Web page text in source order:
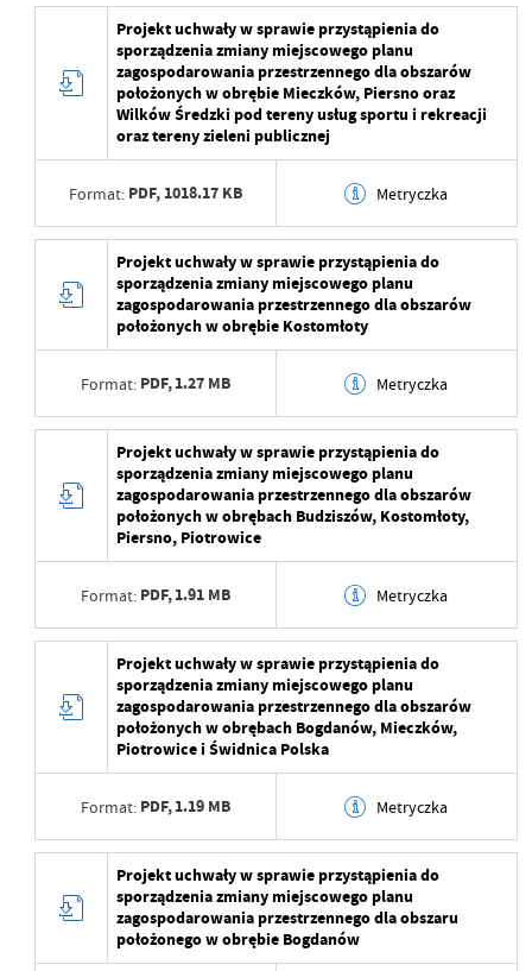
Data ostatniej
aktualizacji
2025-06-26 12:37:51
Ostatnio zaktualizował Beata Mamczarz
Wytworzył Beata Mamczarz
Data opublikowania 2025-06-26 14:37:35
Opublikował Beata Mamczarz
Data ostatniej
aktualizacji
2025-06-26 12:37:35
Ostatnio zaktualizował Beata Mamczarz
Projekt uchwały w sprawie przystąpienia do
sporządzenia zmiany miejscowego planu
zagospodarowania przestrzennego dla obszarów
położonych w obrębie Mieczków, Piersno oraz
Wilków Średzki pod tereny usług sportu i rekreacji
oraz tereny zieleni publicznej
Format: PDF, 1018.17 KB Metryczka
Wytworzył Beata Mamczarz
Data opublikowania 2025-06-26 14:37:17
Opublikował Beata Mamczarz
Data ostatniej
aktualizacji
2025-06-26 12:37:17
Ostatnio zaktualizował Beata Mamczarz
Projekt uchwały w sprawie przystąpienia do
sporządzenia zmiany miejscowego planu
zagospodarowania przestrzennego dla obszarów
położonych w obrębie Kostomłoty
Format: PDF,1.27 MB Metryczka
Wytworzył Beata Mamczarz
Data opublikowania 2025-06-26 14:37:00
Data ostatniej
aktualizacji
2025-06-26 12:37:00
Ostatnio zaktualizował Beata Mamczarz
Projekt uchwały w sprawie przystąpienia do
sporządzenia zmiany miejscowego planu
zagospodarowania przestrzennego dla obszarów
położonych w obrębach Budziszów, Kostomłoty,
Piersno, Piotrowice
Format: PDF,1.91 MB Metryczka
Wytworzył Beata Mamczarz
Data opublikowania 2025-06-26 14:36:37
Data ostatniej
aktualizacji
2025-06-26 12:36:37
Ostatnio zaktualizował Beata Mamczarz
Projekt uchwały w sprawie przystąpienia do
sporządzenia zmiany miejscowego planu
zagospodarowania przestrzennego dla obszarów
położonych w obrębach Bogdanów, Mieczków,
Piotrowice i Świdnica Polska
Format: PDF,1.19 MB Metryczka
Wytworzył Beata Mamczarz
Data opublikowania
Projekt uchwały w sprawie przystąpienia do
sporządzenia zmiany miejscowego planu
zagospodarowania przestrzennego dla obszaru
położonego w obrębie Bogdanów